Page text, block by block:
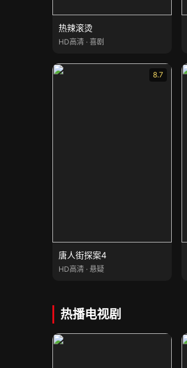
热辣滚烫
HD高清 · 喜剧
8.7
唐人街探案4
HD高清 · 悬疑
热播电视剧